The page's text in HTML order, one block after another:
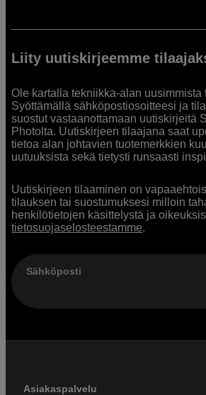
Liity uutiskirjeemme
Ole kartalla tekniikka-alan uusimmista
Syöttämällä sähköpostiosoitteesi ja
suostut vastaanottamaan uutiskirjeitä
Photolta. Uutiskirjeen tilaajana saat
tietoa alan johtavien tuotemerkkien
uutuuksista sekä tietysti runsaasti
Uutiskirjeen tilaaminen on
tilauksen tai suostumuksesi milloin
henkilötietojen käsittelystä ja
tietosuojaselosteestamme.
Sähköposti
Asiakaspalvelu